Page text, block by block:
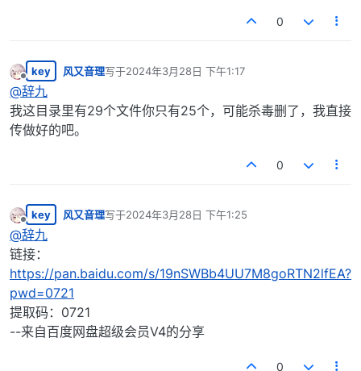
0
离线
key 风又音理写于2024年3月28日 下午1:17
最后由 编辑
@辞九
我这目录里有29个文件你只有25个，可能杀毒删了，我直接
传做好的吧。
0
离线
key 风又音理写于2024年3月28日 下午1:25
最后由 编辑
@辞九
链接：
https://pan.baidu.com/s/19nSWBb4UU7M8goRTN2lfEA?
pwd=0721
提取码：0721
--来自百度网盘超级会员V4的分享
0